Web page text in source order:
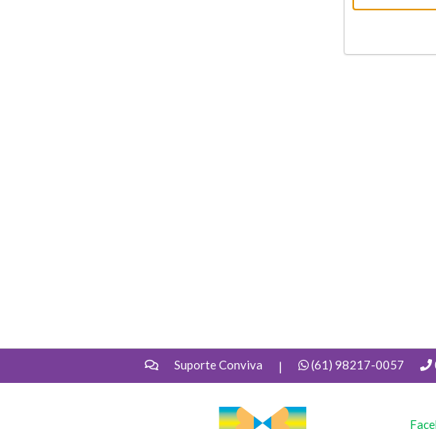
Suporte Conviva | (61) 98217-0057
UNDIME